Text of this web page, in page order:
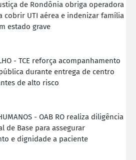
de Rondônia obriga operadora
cobrir UTI aérea e indenizar família
estado grave
- TCE reforça acompanhamento
durante entrega de centro
de alto risco
- OAB RO realiza diligência
de Base para assegurar
e dignidade a paciente